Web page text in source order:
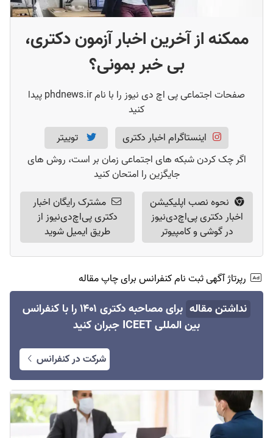
ممکنه از آخرین اخبار آزمون دکتری،
بی خبر بمونی؟
صفحات اجتماعی پی اچ دی نیوز را با نام phdnews.ir پیدا
کنید
اینستاگرام اخبار دکتری
توییتر
اگر چک کردن شبکه های اجتماعی زمان بر است، روش های
جایگزین را امتحان کنید
نحوه نصب اپلیکیشن
اخبار دکتری پی‌اچ‌دی‌نیوز
در گوشی و کامپیوتر
مشترک رایگان اخبار
دکتری پی‌اچ‌دی‌نیوز از
طریق ایمیل شوید
رپرتاژ آگهی ثبت نام کنفرانس برای چاپ مقاله
نداشتن مقاله
برای مصاحبه دکتری ۱۴۰۱ را با کنفرانس
بین المللی ICEET جبران کنید
شرکت در کنفرانس